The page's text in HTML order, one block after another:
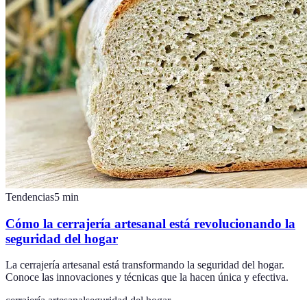
Tendencias5 min
Cómo la cerrajería artesanal está revolucionando la
seguridad del hogar
La cerrajería artesanal está transformando la seguridad del hogar.
Conoce las innovaciones y técnicas que la hacen única y efectiva.